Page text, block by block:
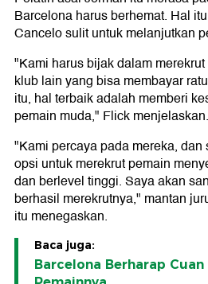
Barcelona harus berhemat. Hal
Cancelo sulit untuk melanjutkan
"Kami harus bijak dalam
klub lain yang bisa membayar
itu, hal terbaik adalah memberi
pemain muda," Flick menjelaskan.
"Kami percaya pada mereka,
opsi untuk merekrut pemain
dan berlevel tinggi. Saya akan
berhasil merekrutnya," mantan
itu menegaskan.
Baca juga:
Barcelona Berharap